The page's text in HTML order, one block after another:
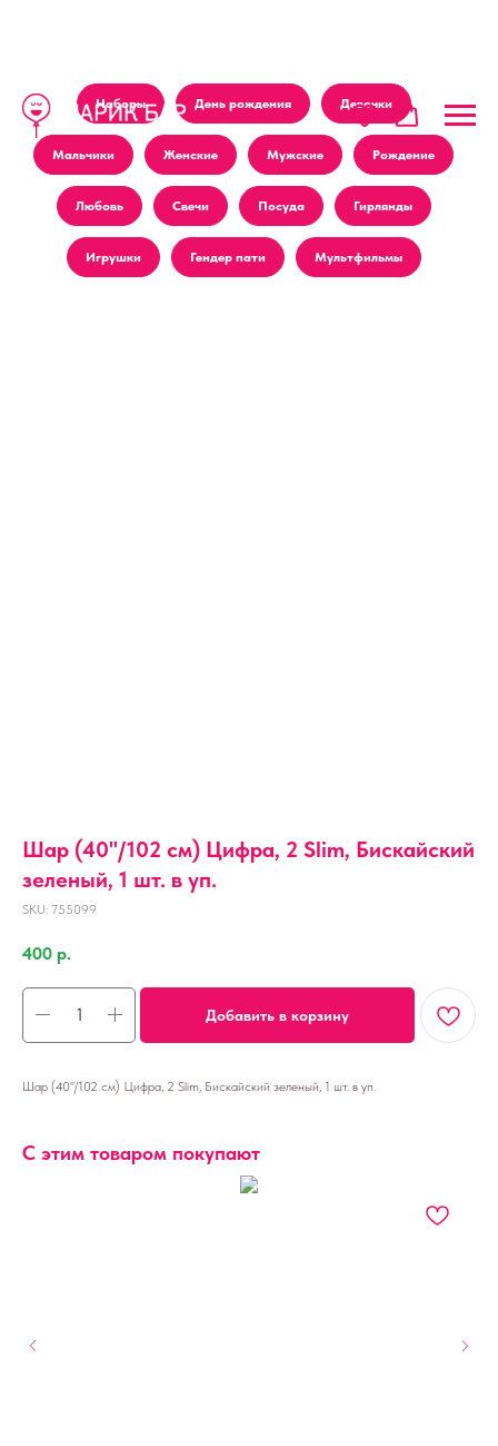
Наборы День рождения Девочки
Мальчики Женские Мужские Рождение
Любовь Свечи Посуда Гирлянды
Игрушки Гендер пати Мультфильмы
Шар (40''/102 см) Цифра, 2 Slim, Бискайский
зеленый, 1 шт. в уп.
SKU: 755099
400 р.
Добавить в корзину
Шар (40''/102 см) Цифра, 2 Slim, Бискайский зеленый, 1 шт. в уп.
С этим товаром покупают